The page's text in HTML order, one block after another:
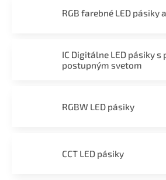
RGB farebné LED pásiky
IC Digitálne LED pásiky
postupným svetom
RGBW LED pásiky
CCT LED pásiky